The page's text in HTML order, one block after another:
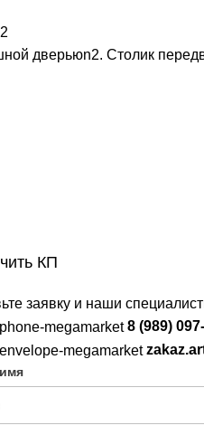
дверьюn2. Столик
КП
заявку и наши
8 (989)